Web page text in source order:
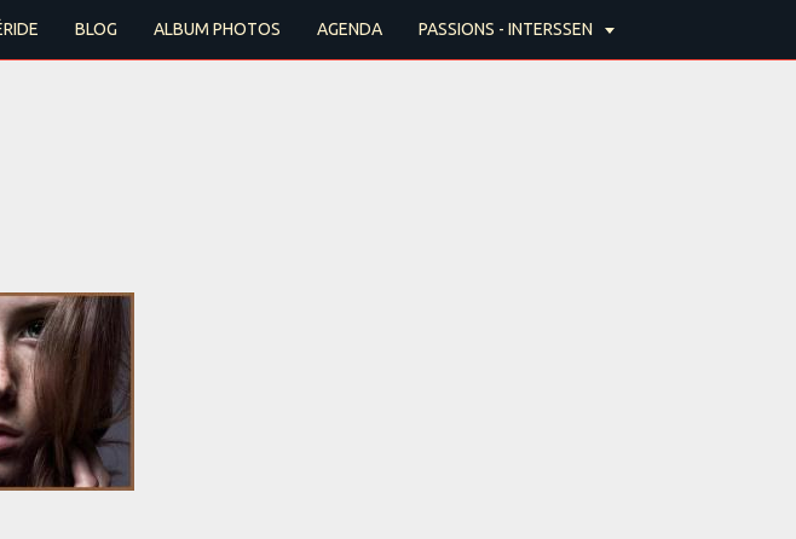
BLOG ALBUM PHOTOS AGENDA PASSIONS - INTERSSEN